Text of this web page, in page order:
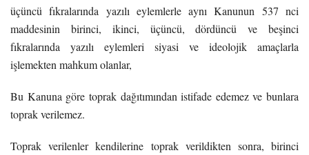
üçüncü fıkralarında yazılı eylemlerle aynı Kanunun 537 nci
maddesinin birinci, ikinci, üçüncü, dördüncü ve beşinci
fıkralarında yazılı eylemleri siyasi ve ideolojik amaçlarla
işlemekten mahkum olanlar,
Bu Kanuna göre toprak dağıtımından istifade edemez ve bunlara
toprak verilemez.
Toprak verilenler kendilerine toprak verildikten sonra, birinci